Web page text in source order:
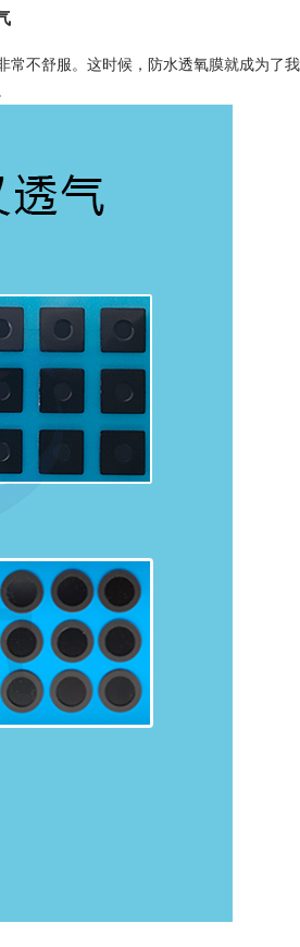
不舒服。这时候，防水透氧膜就成为了